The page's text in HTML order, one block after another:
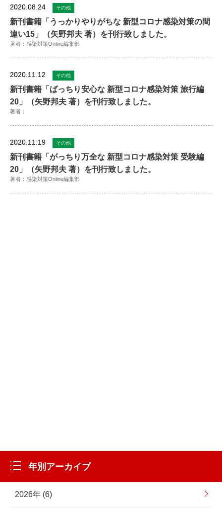
2020.08.24 その他
新刊書籍「うっかりやりがちな 新型コロナ感染対策の間
違い15」（矢野邦夫 著）を刊行致しました。
著者：感染対策Online編集部
2020.11.12 その他
新刊書籍「ばっちり安心な 新型コロナ感染対策 旅行編
20」（矢野邦夫 著）を刊行致しました。
著者：
2020.11.19 その他
新刊書籍「がっちり万全な 新型コロナ感染対策 受験編
20」（矢野邦夫 著）を刊行致しました。
著者：感染対策Online編集部
年別アーカイブ
2026年 (6)